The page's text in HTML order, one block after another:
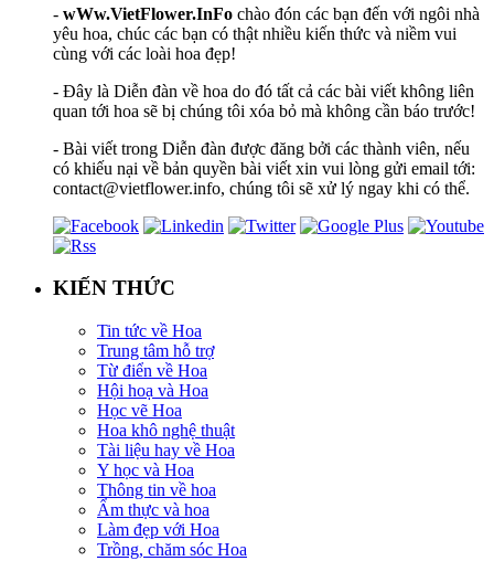
- wWw.VietFlower.InFo chào đón các bạn đến với ngôi nhà
yêu hoa, chúc các bạn có thật nhiều kiến thức và niềm vui
cùng với các loài hoa đẹp!
- Đây là Diễn đàn về hoa do đó tất cả các bài viết không liên
quan tới hoa sẽ bị chúng tôi xóa bỏ mà không cần báo trước!
- Bài viết trong Diễn đàn được đăng bởi các thành viên, nếu
có khiếu nại về bản quyền bài viết xin vui lòng gửi email tới:
contact@vietflower.info, chúng tôi sẽ xử lý ngay khi có thể.
KIẾN THỨC
Tin tức về Hoa
Trung tâm hỗ trợ
Từ điển về Hoa
Hội hoạ và Hoa
Học vẽ Hoa
Hoa khô nghệ thuật
Tài liệu hay về Hoa
Y học và Hoa
Thông tin về hoa
Ẩm thực và hoa
Làm đẹp với Hoa
Trồng, chăm sóc Hoa